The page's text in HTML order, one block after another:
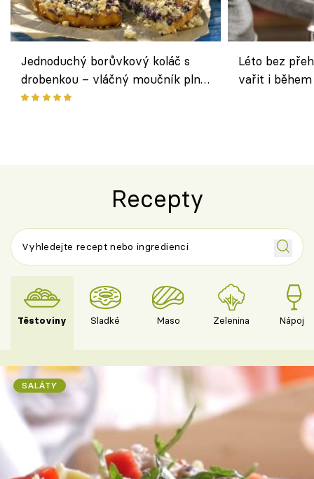
Jednoduchý borůvkový koláč s
drobenkou – vláčný moučník plný
ovoce
Léto bez
vařit i
Recepty
Těstoviny Sladké Maso Zelenina Nápoje
SALÁTY